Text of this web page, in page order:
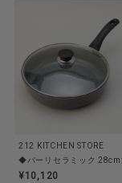
※照明の関係により、
た、パソコン・スマー
が異なる場合もございま
この度2026年6月2日よ
何卒ご了承頂きますよ
212 KITCHEN STORE
◆バーリセラミック
¥10,120